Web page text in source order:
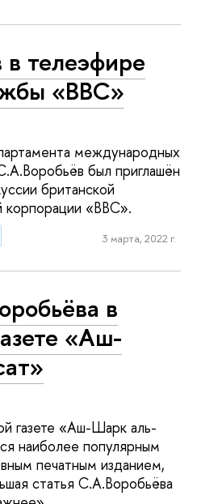
телеэфире
«BBC»
международных
был приглашён
британской
«BBC».
3 марта, 2022 г.
в
«Аш-
газете «Аш-Шарк аль-
наиболее популярным
печатным изданием,
статья С.А.Воробьёва